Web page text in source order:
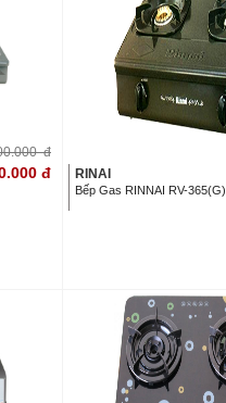
đ
đ RINAI
Bếp Gas RINNAI RV-365(G)